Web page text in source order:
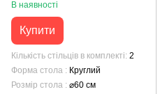
В наявності
Купити
Кількість стільців в комплекті 2
Форма стола
Круглий
Розмір стола
⌀60 см